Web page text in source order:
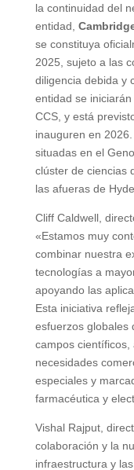
la continuidad del
entidad,
se constituya
2025, sujeto a las
diligencia debida y
entidad se
CCS, y está
inauguren en
situadas en el
clúster de ciencias
las afueras de
Cliff Caldwell,
«Estamos muy
combinar nuestra
tecnologías a
apoyando las
Esta iniciativa
esfuerzos globales
campos
necesidades
especiales y
farmacéutica y
Vishal Rajput,
colaboración y la
infraestructura y